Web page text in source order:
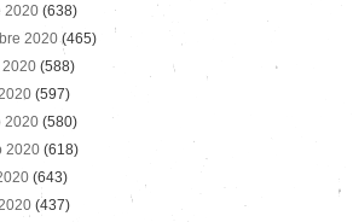
2020 (638)
2020(465)
2020 (588)
(597)
2020 (580)
2020 (618)
(643)
(437)